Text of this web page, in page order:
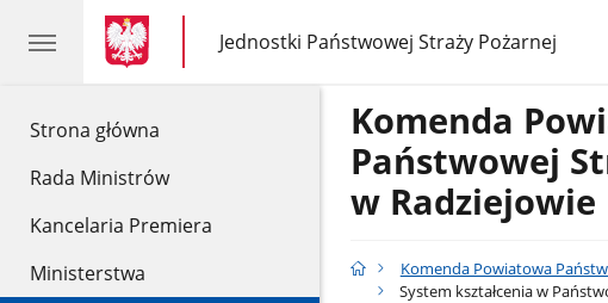
Strona główna
Rada Ministrów
Kancelaria Premiera
Ministerstwa
gov.pl
gov.pl
Jednostki Państwowej Straży Pożarnej
gov.pl
Jednostki
Państwowej
Komenda
Państwowej
w Radziejowie
Komenda Powiatowa
System kształcenia w